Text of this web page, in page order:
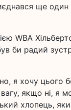
ще
WBA
би радий
я хочу
якщо ні, я
хлопець,